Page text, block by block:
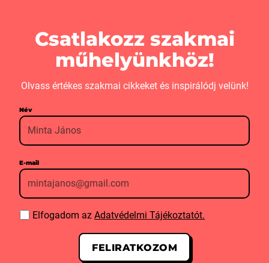
Csatlakozz szakmai
műhelyünkhöz!
Olvass értékes szakmai cikkeket és inspirálódj velünk!
Név
E-mail
Elfogadom azAdatvédelmi Tájékoztatót.